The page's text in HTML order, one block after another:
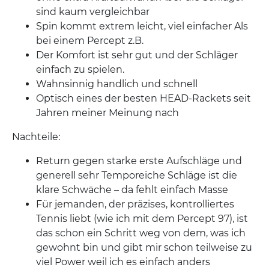
sind kaum vergleichbar
Spin kommt extrem leicht, viel einfacher Als
bei einem Percept z.B.
Der Komfort ist sehr gut und der Schläger
einfach zu spielen.
Wahnsinnig handlich und schnell
Optisch eines der besten HEAD-Rackets seit
Jahren meiner Meinung nach
Nachteile:
Return gegen starke erste Aufschläge und
generell sehr Temporeiche Schläge ist die
klare Schwäche – da fehlt einfach Masse
Für jemanden, der präzises, kontrolliertes
Tennis liebt (wie ich mit dem Percept 97), ist
das schon ein Schritt weg von dem, was ich
gewohnt bin und gibt mir schon teilweise zu
viel Power weil ich es einfach anders